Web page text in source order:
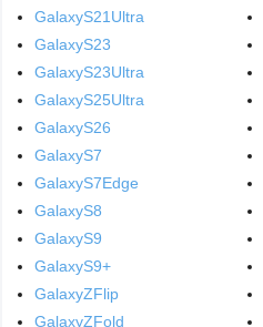
GalaxyS21Ultra
GalaxyS23
GalaxyS23Ultra
GalaxyS25Ultra
GalaxyS26
GalaxyS7
GalaxyS7Edge
GalaxyS8
GalaxyS9
GalaxyS9+
GalaxyZFlip
GalaxyZFold